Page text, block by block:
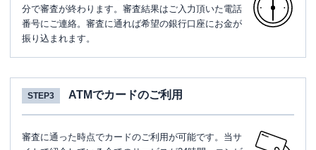
分で審査が終わります。審査結果はご入力頂いた電話
番号にご連絡。審査に通れば希望の銀行口座にお金が
振り込まれます。
STEP3 ATMでカードのご利用
審査に通った時点でカードのご利用が可能です。当サ